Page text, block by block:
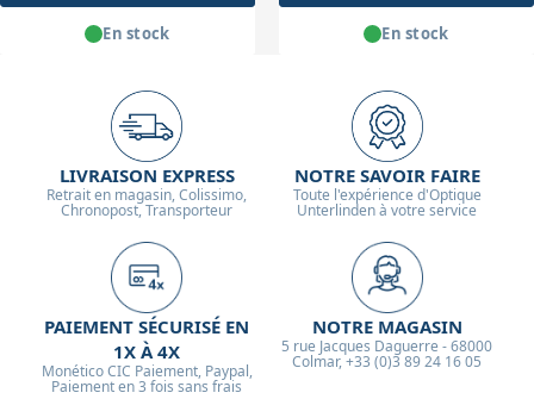
En stock En stock
LIVRAISON EXPRESS
Retrait en magasin, Colissimo,
Chronopost, Transporteur
NOTRE SAVOIR FAIRE
Toute l'expérience d'Optique
Unterlinden à votre service
PAIEMENT SÉCURISÉ EN
1X À 4X
Monético CIC Paiement, Paypal,
Paiement en 3 fois sans frais
NOTRE MAGASIN
5 rue Jacques Daguerre - 68000
Colmar, +33 (0)3 89 24 16 05